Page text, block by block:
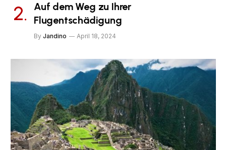
Auf dem Weg zu Ihrer
Flugentschädigung
By Jandino April 18, 2024